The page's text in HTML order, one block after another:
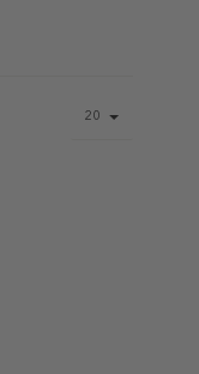
size
20